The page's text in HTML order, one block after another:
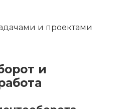
и проектами
и